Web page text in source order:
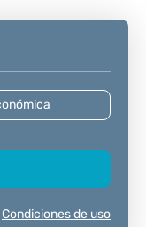
Condiciones de uso